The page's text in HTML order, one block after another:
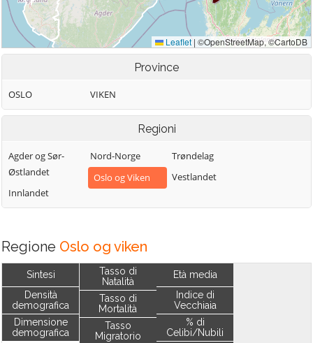
Province
OSLO VIKEN
Regioni
Agder og Sør-
Østlandet
Innlandet
Nord-Norge
Oslo og Viken
Trøndelag
Vestlandet
Regione Oslo og viken
Sintesi
Densità
demografica
Dimensione
demografica
Tasso di
Natalità
Tasso di
Mortalità
Tasso
Migratorio
Età media
Indice di
Vecchiaia
% di
Celibi/Nubili